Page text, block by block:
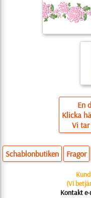
En
Klicka
Vi
Schablonbutiken Fragor
(Vi
Kontakt e-